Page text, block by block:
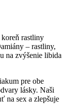
rastliny
– rastliny,
na zvýšenie libida
pre obe
lásky. Naši
na sex a zlepšuje